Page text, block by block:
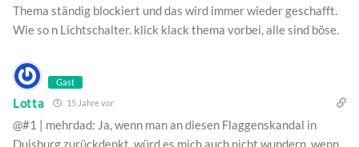
Thema ständig blockiert und das wird immer wieder geschafft.
Wie so n Lichtschalter. klick klack thema vorbei, alle sind böse.
Gast
Lotta 15 Jahre vor
@#1 | mehrdad: Ja, wenn man an diesen Flaggenskandal in
Duisburg zurückdenkt, würd es mich auch nicht wundern, wenn